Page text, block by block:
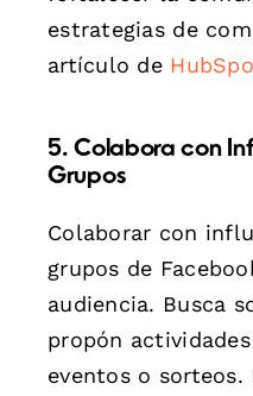
estrategias de
artículo de
5. Colabora con
Grupos
Colaborar con
grupos de
audiencia. Busca
propón
eventos o